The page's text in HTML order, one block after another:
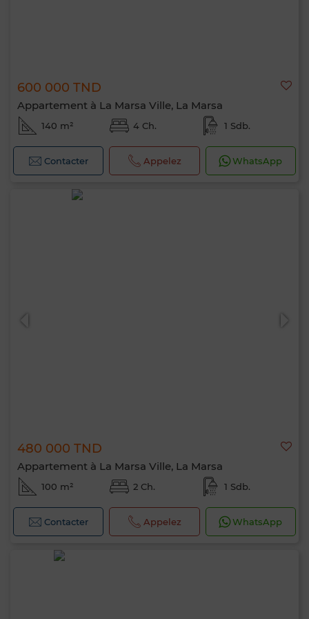
600 000 TND
Appartement à La Marsa Ville, La Marsa
140 m² 4 Ch. 1 Sdb.
Contacter Appelez WhatsApp
480 000 TND
Appartement à La Marsa Ville, La Marsa
100 m² 2 Ch. 1 Sdb.
Contacter Appelez WhatsApp